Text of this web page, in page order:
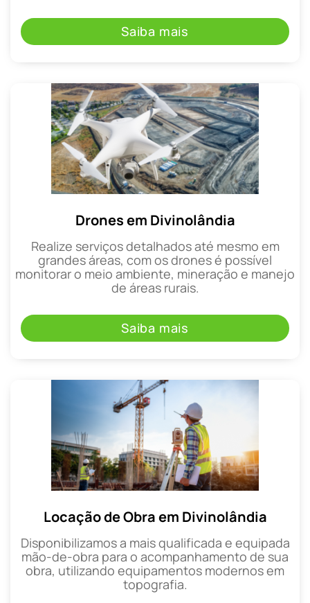
Saiba mais
Drones em Divinolândia
Realize serviços detalhados até mesmo em
grandes áreas, com os drones é possível
monitorar o meio ambiente, mineração e manejo
de áreas rurais.
Saiba mais
Locação de Obra em Divinolândia
Disponibilizamos a mais qualificada e equipada
mão-de-obra para o acompanhamento de sua
obra, utilizando equipamentos modernos em
topografia.